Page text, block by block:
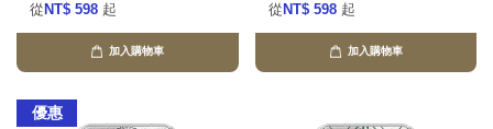
從 NT$ 598 起
加入購物車
從 NT$ 598 起
加入購物車
優惠